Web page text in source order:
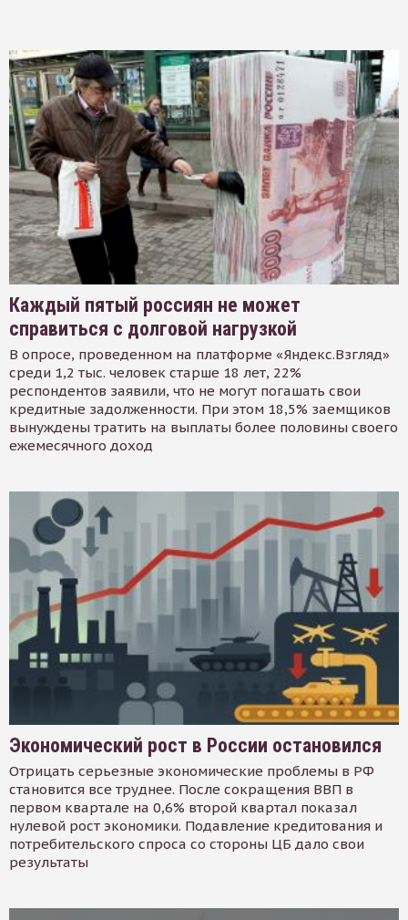
Каждый пятый россиян не может
справиться с долговой нагрузкой
В опросе, проведенном на платформе «Яндекс.Взгляд»
среди 1,2 тыс. человек старше 18 лет, 22%
респондентов заявили, что не могут погашать свои
кредитные задолженности. При этом 18,5% заемщиков
вынуждены тратить на выплаты более половины своего
ежемесячного доход
Экономический рост в России остановился
Отрицать серьезные экономические проблемы в РФ
становится все труднее. После сокращения ВВП в
первом квартале на 0,6% второй квартал показал
нулевой рост экономики. Подавление кредитования и
потребительского спроса со стороны ЦБ дало свои
результаты